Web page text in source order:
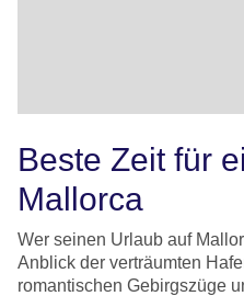
Beste Zeit für
Mallorca
Wer seinen Urlaub auf
Anblick der verträumten
romantischen Gebirgszüge